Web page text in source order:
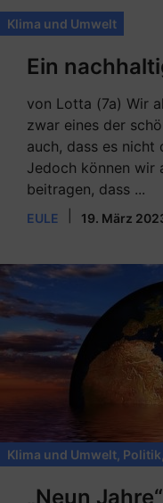
Klima und Umwelt
Ein
von Lotta (7a) Wir
zwar eines der
auch, dass es nicht
Jedoch können wir
beitragen, dass ...
EULE 19. März
Klima und Umwelt Politik
„Neun Jahre“